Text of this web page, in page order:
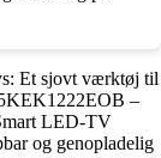
Et sjovt værktøj til
–
LED-TV
og genopladelig